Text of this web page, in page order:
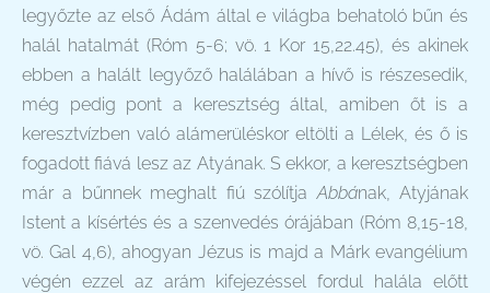
legyőzte az első Ádám által e világba behatoló bűn és
halál hatalmát (Róm 5-6; vö. 1 Kor 15,22.45), és akinek
ebben a halált legyőző halálában a hívő is részesedik,
még pedig pont a keresztség által, amiben őt is a
keresztvízben való alámerüléskor eltölti a Lélek, és ő is
fogadott fiává lesz az Atyának. S ekkor, a keresztségben
már a bűnnek meghalt fiú szólítja Abbának, Atyjának
Istent a kísértés és a szenvedés órájában (Róm 8,15-18,
vö. Gal 4,6), ahogyan Jézus is majd a Márk evangélium
végén ezzel az arám kifejezéssel fordul halála előtt